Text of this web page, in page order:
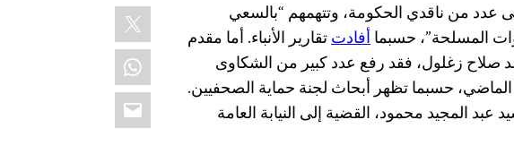
X
WhatsApp
Email
عدد من ناقدي الحكومة، وتتهمهم “بالسعي
المسلحة”، حسبماأفادتتقارير الأنباء. أما مقدم
زغلول، فقد رفع عدد كبير من الشكاوى
حسبما تظهر أبحاث لجنة حماية الصحفيين.
عبد المجيد محمود، القضية إلى النيابة العامة